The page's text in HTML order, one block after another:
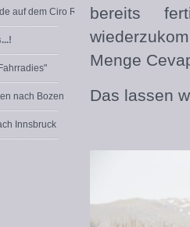
bereits
Menge
Das lassen
auf dem Ciro Radweg
nach Bozen
Innsbruck